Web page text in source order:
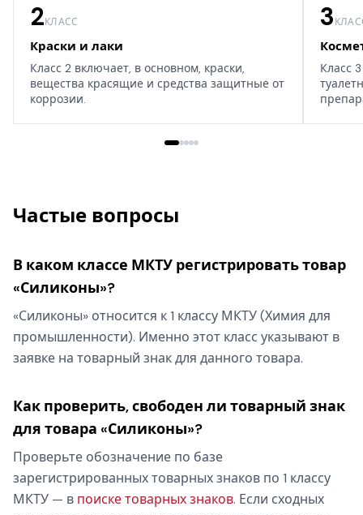
2КЛАСС
Краски и лаки
Класс 2 включает, в основном, краски,
вещества красящие и средства защитные от
коррозии.
3
Класс
Частые вопросы
В каком классе МКТУ регистрировать товар
«Силиконы»?
«Силиконы» относится к 1 классу МКТУ (Химия для
промышленности). Именно этот класс указывают в
заявке на товарный знак для данного товара.
Как проверить, свободен ли товарный знак
для товара «Силиконы»?
Проверьте обозначение по базе
зарегистрированных товарных знаков по 1 классу
МКТУ — в поиске товарных знаков. Если сходных